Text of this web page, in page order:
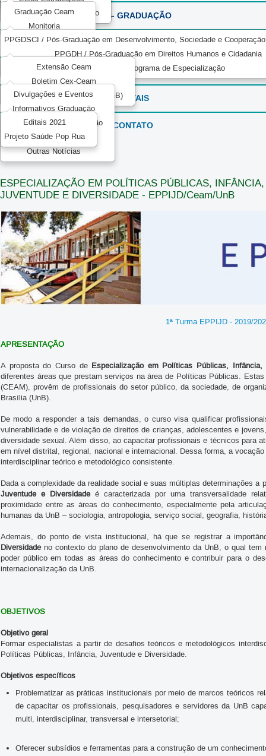
Serviço Voluntário - Adesão
Graduação Ceam
Monitoria
PÓS- GRADUAÇÃO
PPGDSCI / Pós-Graduação em Desenvolvimento, Sociedade e
PPGDH / Pós-Graduação em Direitos Humanos e Cidadania
EPPJID / Programa de Especialização
EXTENSÃO
Extensão Ceam
Boletim Cex-Ceam
Decanato de Extensão (DEX/UnB)
CEAM COMUNICA
Divulgações e Eventos
Informativos Graduação
Informativos Pós-Graduação
Informativos UnB
Outras Notícias
EDITAIS
Editais 2021
Projeto Saúde Pop Rua
CONTATO
ESPECIALIZAÇÃO EM POLÍTICAS PÚBLICAS, INFÂNCIA,
JUVENTUDE E DIVERSIDADE - EPPIJD/Ceam/UnB
1ª Turma EPPIJD - 2019/
APRESENTAÇÃO
A proposta do Curso deEspecialização em Políticas Públicas, Infância,
diferentes áreas que prestam serviços na área de Políticas Públicas.
(CEAM), provêm de profissionais do setor público, da sociedade, de
Brasília (UnB).
De modo a responder a tais demandas, o curso visa qualificar
vulnerabilidade e de violação de direitos de crianças, adolescentes e
diversidade sexual. Além disso, ao capacitar profissionais e técnicos para
em nível distrital, regional, nacional e internacional. Dessa forma, a
interdisciplinar teórico e metodológico consistente.
Dada a complexidade da realidade social e suas múltiplas determinações a
Juventude e Diversidadeé caracterizada por uma transversalidade
proximidade entre as áreas do conhecimento, especialmente pela
humanas da UnB – sociologia, antropologia, serviço social, geografia,
Ademais, do ponto de vista institucional, há que se registrar a
Diversidadeno contexto do plano de desenvolvimento da UnB, o qual tem
poder público em todas as áreas do conhecimento e contribuir para o
internacionalização da UnB.
OBJETIVOS
Objetivo geral
Formar especialistas a partir de desafios teóricos e metodológicos
Políticas Públicas, Infância, Juventude e Diversidade.
Objetivos específicos
Problematizar as práticas institucionais por meio de marcos teóricos
de capacitar os profissionais, pesquisadores e servidores da UnB
multi, interdisciplinar, transversal e intersetorial;
Oferecer subsídios e ferramentas para a construção de um